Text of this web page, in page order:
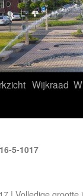
Wijkraad
5-1017